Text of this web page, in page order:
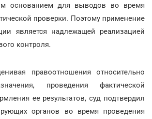
основанием для выводов во время
проверки. Поэтому применение
является надлежащей реализацией
контроля.
правоотношения относительно
проведения фактической
ее результатов, суд подтвердил
органов во время проведения